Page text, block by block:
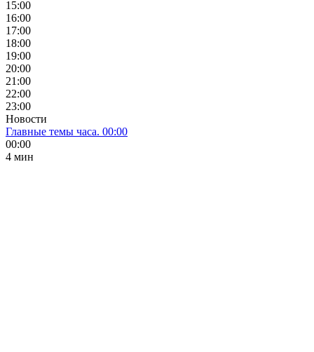
15:00
16:00
17:00
18:00
19:00
20:00
21:00
22:00
23:00
Новости
Главные темы часа. 00:00
00:00
4 мин